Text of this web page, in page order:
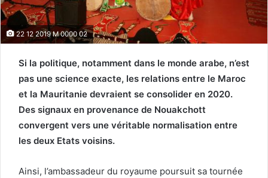
22 12 2019 M 0000 02
Si la politique, notamment dans le monde arabe, n’est
pas une science exacte, les relations entre le Maroc
et la Mauritanie devraient se consolider en 2020.
Des signaux en provenance de Nouakchott
convergent vers une véritable normalisation entre
les deux Etats voisins.
Ainsi, l’ambassadeur du royaume poursuit sa tournée